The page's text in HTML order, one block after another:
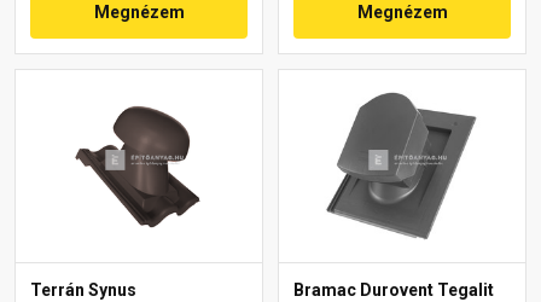
Megnézem Megnézem
Terrán Synus
Bramac Durovent Tegalit